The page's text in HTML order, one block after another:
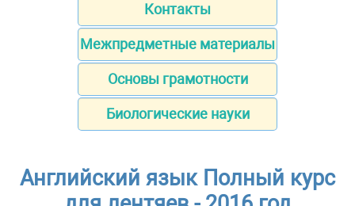
Контакты
Межпредметные материалы
Основы грамотности
Биологические науки
Английский язык Полный курс